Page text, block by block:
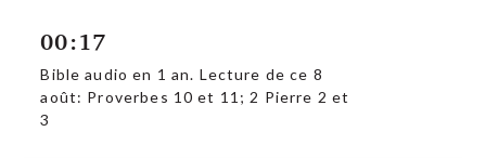
00:17
Bible audio en 1 an. Lecture de ce 8
août: Proverbes 10 et 11; 2 Pierre 2 et
3